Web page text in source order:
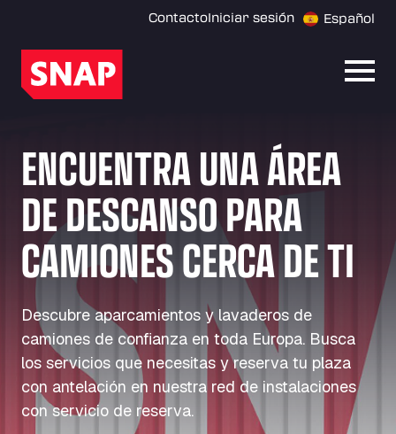
ContactoIniciar sesión Español
ENCUENTRA UNA ÁREA
DE DESCANSO PARA
CAMIONES CERCA DE TI
Descubre aparcamientos y lavaderos de
camiones de confianza en toda Europa. Busca
los servicios que necesitas y reserva tu plaza
con antelación en nuestra red de instalaciones
con servicio de reserva.